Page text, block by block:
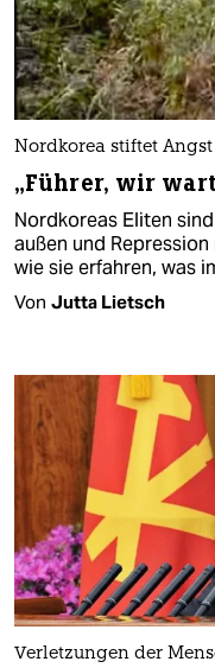
Nordkorea stiftet
„Führer, wir
Nordkoreas Eliten
außen und
wie sie erfahren, was
Von Jutta Lietsch
Verletzungen der